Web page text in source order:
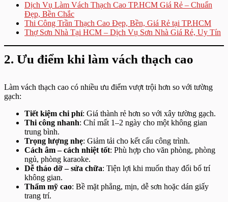
Dịch Vụ Làm Vách Thạch Cao TP.HCM Giá Rẻ – Chuẩn
Đẹp, Bền Chắc
Thi Công Trần Thạch Cao Đẹp, Bền, Giá Rẻ tại TP.HCM
Thợ Sơn Nhà Tại HCM – Dịch Vụ Sơn Nhà Giá Rẻ, Uy Tín
2. Ưu điểm khi làm vách thạch cao
Làm vách thạch cao có nhiều ưu điểm vượt trội hơn so với tường
gạch:
Tiết kiệm chi phí: Giá thành rẻ hơn so với xây tường gạch.
Thi công nhanh: Chỉ mất 1–2 ngày cho một không gian
trung bình.
Trọng lượng nhẹ: Giảm tải cho kết cấu công trình.
Cách âm – cách nhiệt tốt: Phù hợp cho văn phòng, phòng
ngủ, phòng karaoke.
Dễ tháo dỡ – sửa chữa: Tiện lợi khi muốn thay đổi bố trí
không gian.
Thẩm mỹ cao: Bề mặt phẳng, mịn, dễ sơn hoặc dán giấy
trang trí.